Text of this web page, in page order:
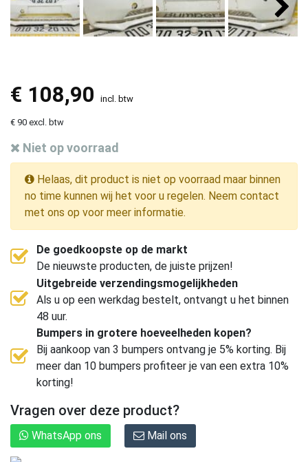
€ 108,90 incl. btw
€ 90 excl. btw
Niet op voorraad
Helaas, dit product is niet op voorraad maar binnen
no time kunnen wij het voor u regelen. Neem contact
met ons op voor meer informatie.
De goedkoopste op de markt
De nieuwste producten, de juiste prijzen!
Uitgebreide verzendingsmogelijkheden
Als u op een werkdag bestelt, ontvangt u het binnen
48 uur.
Bumpers in grotere hoeveelheden kopen?
Bij aankoop van 3 bumpers ontvang je 5% korting. Bij
meer dan 10 bumpers profiteer je van een extra 10%
korting!
Vragen over deze product?
WhatsApp ons Mail ons